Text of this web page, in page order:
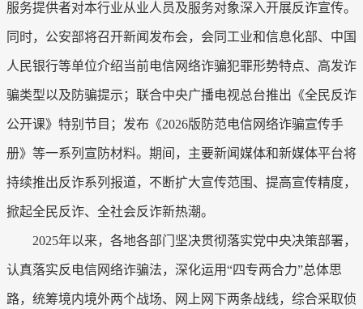
服务提供者对本行业从业人员及服务对象深入开展反诈宣传。
同时，公安部将召开新闻发布会，会同工业和信息化部、中国
人民银行等单位介绍当前电信网络诈骗犯罪形势特点、高发诈
骗类型以及防骗提示；联合中央广播电视总台推出《全民反诈
公开课》特别节目；发布《2026版防范电信网络诈骗宣传手
册》等一系列宣防材料。期间，主要新闻媒体和新媒体平台将
持续推出反诈系列报道，不断扩大宣传范围、提高宣传精度，
掀起全民反诈、全社会反诈新热潮。
2025年以来，各地各部门坚决贯彻落实党中央决策部署，
认真落实反电信网络诈骗法，深化运用“四专两合力”总体思
路，统筹境内境外两个战场、网上网下两条战线，综合采取侦